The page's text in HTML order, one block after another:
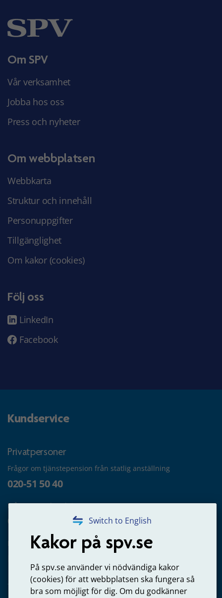
Switch to English
Kakor på spv.se
På spv.se använder vi nödvändiga kakor
(cookies) för att webbplatsen ska fungera så
bra som möjligt för dig. Om du godkänner
Om SPV
Vår verksamhet
Jobba hos oss
Press och nyheter
Om webbplatsen
Webbkarta
Struktur och innehåll
Personuppgifter
Tillgänglighet
Om kakor (cookies)
Följ oss
LinkedIn
Facebook
Kundservice
Privatpersoner
Frågor om tjänstepension från statlig anställning
020-51 50 40
Frågor om utbetalning
020-65 00 65
Kontakta oss